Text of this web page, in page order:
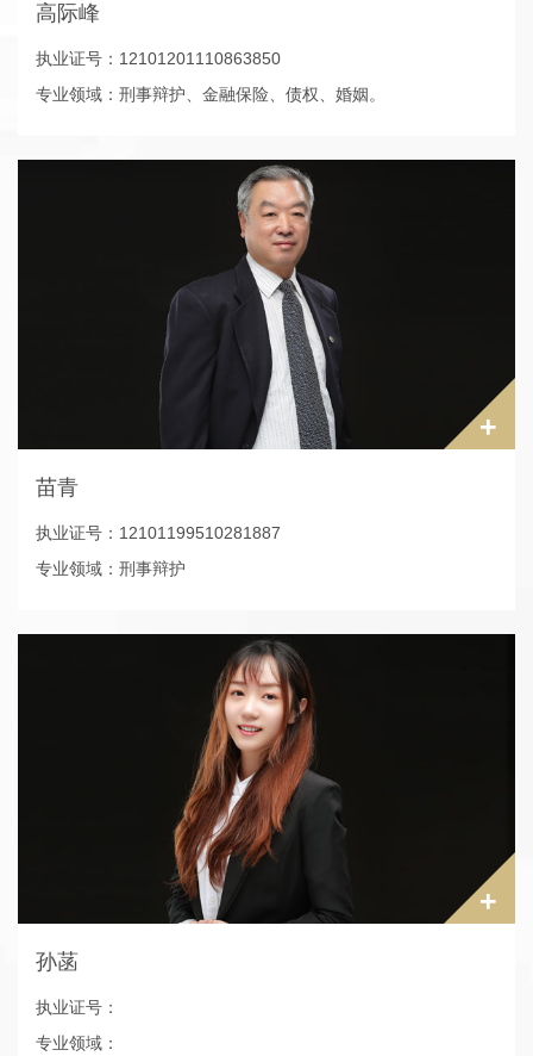
高际峰
执业证号：12101201110863850
专业领域：刑事辩护、金融保险、债权、婚姻。
辽宁省人民检察院人民监督员；沈阳市信访局评议委员会成
员。沈阳市律师协会会员，曾任职于沈阳市东陵区人民法院执
+
苗青
执业证号：12101199510281887
专业领域：刑事辩护
1996年————2003年，辽宁大信律师事务所；
2004年————2010年，辽宁宁大律师事务所；
+
孙菡
执业证号：
专业领域：